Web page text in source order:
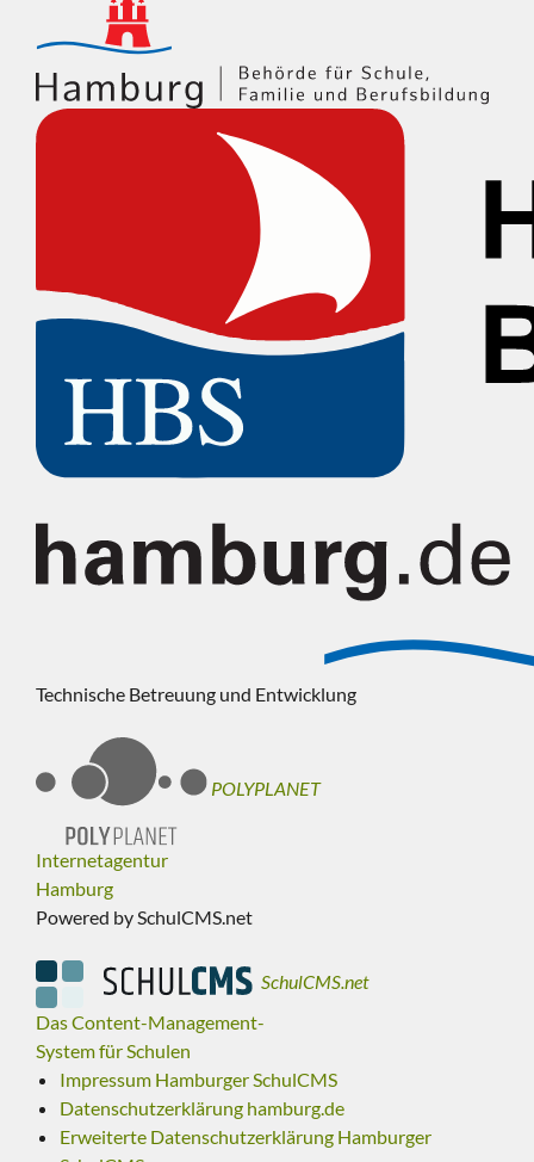
Technische Betreuung und Entwicklung
POLYPLANET
Internetagentur
Hamburg
Powered by SchulCMS.net
SchulCMS.net
Das Content-Management-
System für Schulen
Impressum Hamburger SchulCMS
Datenschutzerklärung hamburg.de
Erweiterte Datenschutzerklärung Hamburger